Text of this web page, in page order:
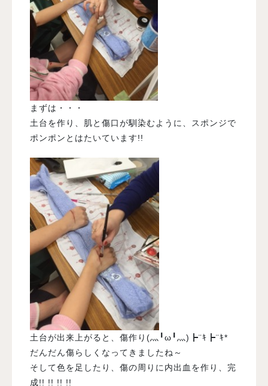
まずは・・・
土台を作り、肌と傷口が馴染むように、スポンジで
ポンポンとはたいています!!
土台が出来上がると、傷作り(灬╹ω╹灬)┣¨ｷ┣¨ｷ*
だんだん傷らしくなってきましたね～
そして色を足したり、傷の周りに内出血を作り、完
成!! !! !! !!